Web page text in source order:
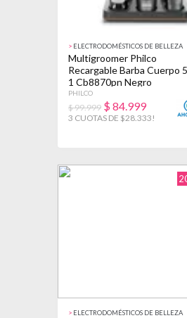
> ELECTRODOMÉSTICOS DE BELLEZA
Multigroomer Philco
Recargable Barba Cuerpo
1 Cb8870pn Negro
PHILCO
$ 99.999 $ 84.999
3 CUOTAS DE $28.333!
> ELECTRODOMÉSTICOS DE BELLEZA